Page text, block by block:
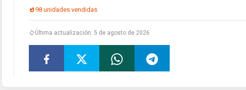
98 unidades vendidas
Última actualización: 5 de agosto de 2026